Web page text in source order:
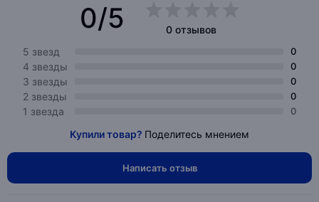
0/5
0 отзывов
5 звезд
0
4 звезды 0
3 звезды 0
2 звезды 0
1 звезда 0
Купили товар? Поделитесь мнением
Написать отзыв